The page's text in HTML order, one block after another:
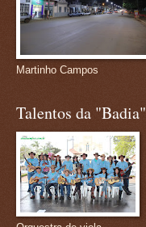
Martinho Campos
Talentos da "Badia"